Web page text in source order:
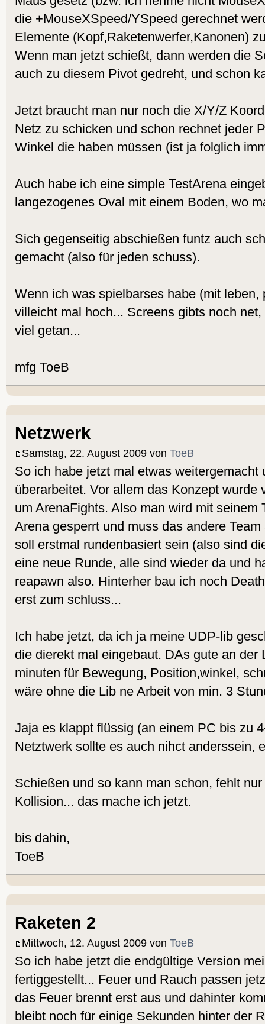
die +MouseXSpeed/YSpeed gerechnet
Elemente (Kopf,Raketenwerfer,Kanonen)
Wenn man jetzt schießt, dann werden die
auch zu diesem Pivot gedreht, und schon
Jetzt braucht man nur noch die X/Y/Z
Netz zu schicken und schon rechnet jeder
Winkel die haben müssen (ist ja folglich
Auch habe ich eine simple TestArena
langezogenes Oval mit einem Boden, wo
Sich gegenseitig abschießen funtz auch
gemacht (also für jeden schuss).
Wenn ich was spielbarses habe (mit leben,
villeicht mal hoch... Screens gibts noch
viel getan...
mfg ToeB
Netzwerk
Samstag, 22. August 2009 von ToeB
So ich habe jetzt mal etwas weitergemacht
überarbeitet. Vor allem das Konzept wurde
um ArenaFights. Also man wird mit seinem
Arena gesperrt und muss das andere
soll erstmal rundenbasiert sein (also sind
eine neue Runde, alle sind wieder da und
reapawn also. Hinterher bau ich noch
erst zum schluss...
Ich habe jetzt, da ich ja meine UDP-lib
die dierekt mal eingebaut. DAs gute an der
minuten für Bewegung, Position,winkel,
wäre ohne die Lib ne Arbeit von min. 3
Jaja es klappt flüssig (an einem PC bis zu
Netztwerk sollte es auch nihct anderssein,
Schießen und so kann man schon, fehlt
Kollision... das mache ich jetzt.
bis dahin,
ToeB
Raketen 2
Mittwoch, 12. August 2009 von ToeB
So ich habe jetzt die endgültige Version
fertiggestellt... Feuer und Rauch passen
das Feuer brennt erst aus und dahinter
bleibt noch für einige Sekunden hinter der